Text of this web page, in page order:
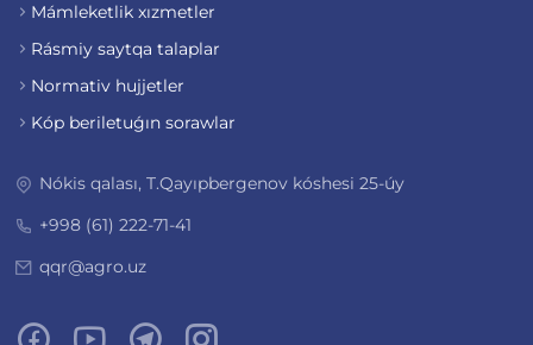
Mámleketlik xızmetler
Rásmiy saytqa talaplar
Normativ hujjetler
Kóp beriletuǵın sorawlar
Nókis qalası, T.Qayıpbergenov kóshesi 25-úy
+998 (61) 222-71-41
qqr@agro.uz